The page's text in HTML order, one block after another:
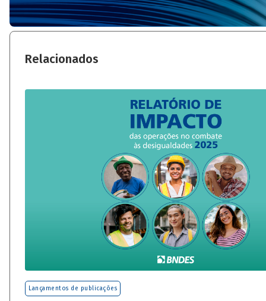
Relacionados
Lançamentos de publicações